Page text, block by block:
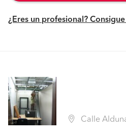
¿Eres un profesional?
Calle Aldunate, Renca